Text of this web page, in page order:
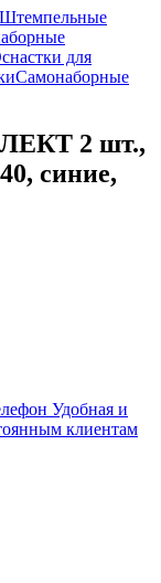
Штемпельные
для
Самонаборные
2 шт.,
синие,
Удобная и
клиентам